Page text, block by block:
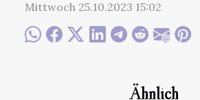
Ähnlich
Mittwoch 25.10.2023 15:02